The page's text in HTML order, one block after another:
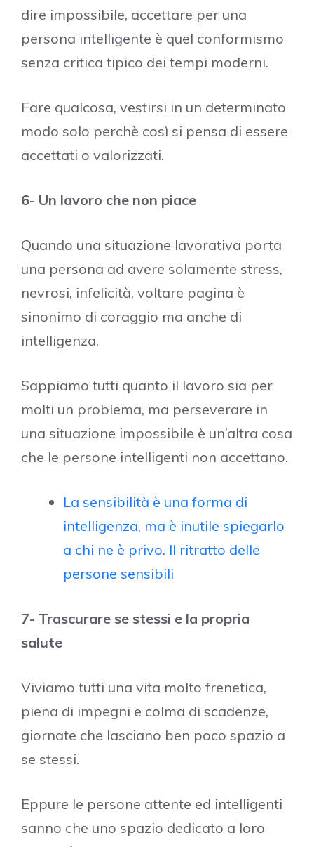
dire impossibile, accettare per una
persona intelligente è quel conformismo
senza critica tipico dei tempi moderni.
Fare qualcosa, vestirsi in un determinato
modo solo perchè così si pensa di essere
accettati o valorizzati.
6- Un lavoro che non piace
Quando una situazione lavorativa porta
una persona ad avere solamente stress,
nevrosi, infelicità, voltare pagina è
sinonimo di coraggio ma anche di
intelligenza.
Sappiamo tutti quanto il lavoro sia per
molti un problema, ma perseverare in
una situazione impossibile è un’altra cosa
che le persone intelligenti non accettano.
La sensibilità è una forma di
intelligenza, ma è inutile spiegarlo
a chi ne è privo. Il ritratto delle
persone sensibili
7- Trascurare se stessi e la propria
salute
Viviamo tutti una vita molto frenetica,
piena di impegni e colma di scadenze,
giornate che lasciano ben poco spazio a
se stessi.
Eppure le persone attente ed intelligenti
sanno che uno spazio dedicato a loro